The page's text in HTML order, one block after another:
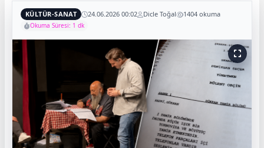
KÜLTÜR-SANAT 24.06.2026 00:02 Dicle Toğal 1404 okuma
Okuma Süresi: 1 dk